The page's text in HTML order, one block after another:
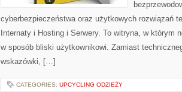
cyberbezpieczeństwa oraz użytkowych rozwiązań
Internaty i Hosting i Serwery. To witryna, w którym
w sposób bliski użytkownikowi. Zamiast
wskazówki, […]
CATEGORIES: UPCYCLING ODZIEŻY